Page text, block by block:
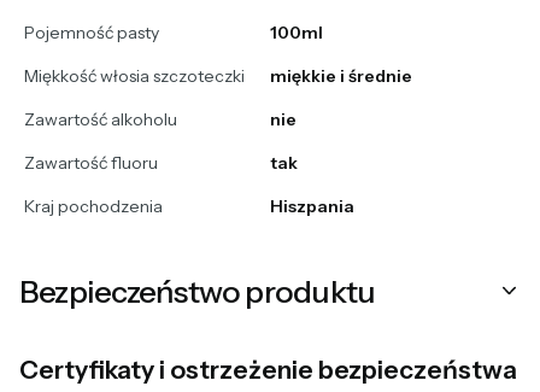
Pojemność pasty
100ml
Miękkość włosia szczoteczki
miękkie i średnie
Zawartość alkoholu
nie
Zawartość fluoru
tak
Kraj pochodzenia
Hiszpania
Bezpieczeństwo produktu
Certyfikaty i ostrzeżenie bezpieczeństwa